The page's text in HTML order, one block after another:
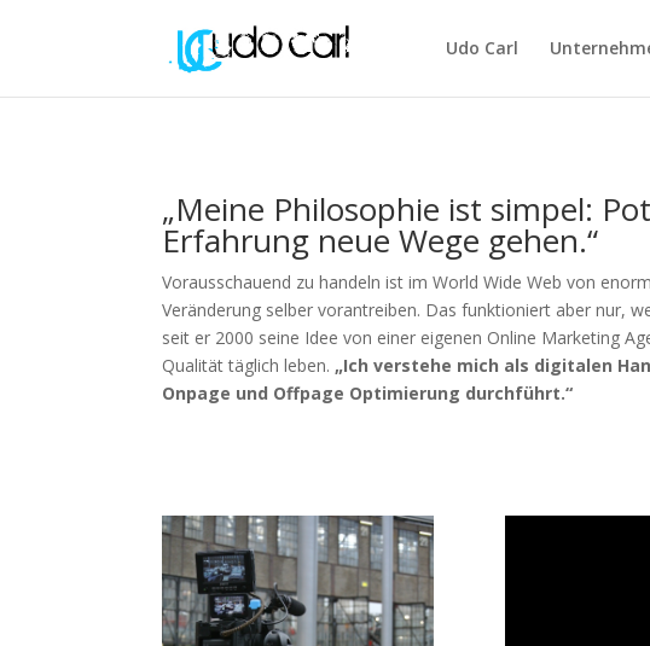
Udo Carl
„Meine Philosophie ist simpel:
Erfahrung neue Wege gehen.“
Vorausschauend zu handeln ist im World Wide Web von
Veränderung selber vorantreiben. Das funktioniert aber nur,
seit er 2000 seine Idee von einer eigenen Online Marketing
Qualität täglich leben. „Ich verstehe mich als digitalen
Onpage und Offpage Optimierung durchführt.“